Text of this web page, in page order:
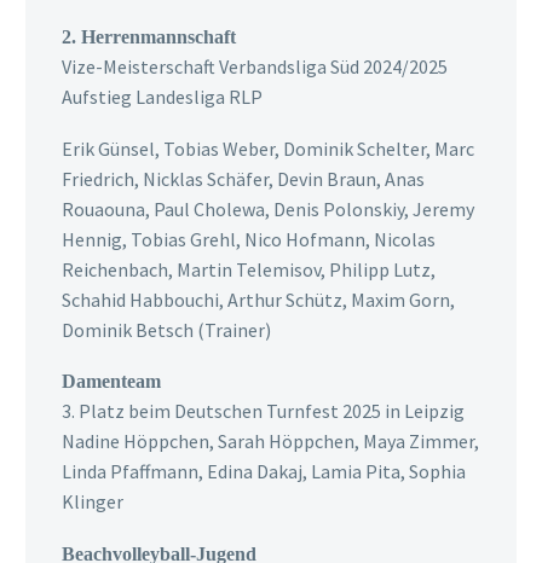
2. Herrenmannschaft
Vize-Meisterschaft Verbandsliga Süd 2024/2025
Aufstieg Landesliga RLP
Erik Günsel, Tobias Weber, Dominik Schelter, Marc
Friedrich, Nicklas Schäfer, Devin Braun, Anas
Rouaouna, Paul Cholewa, Denis Polonskiy, Jeremy
Hennig, Tobias Grehl, Nico Hofmann, Nicolas
Reichenbach, Martin Telemisov, Philipp Lutz,
Schahid Habbouchi, Arthur Schütz, Maxim Gorn,
Dominik Betsch (Trainer)
Damenteam
3. Platz beim Deutschen Turnfest 2025 in Leipzig
Nadine Höppchen, Sarah Höppchen, Maya Zimmer,
Linda Pfaffmann, Edina Dakaj, Lamia Pita, Sophia
Klinger
Beachvolleyball-Jugend